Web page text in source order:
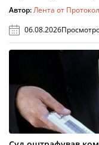
Автор:Лента от
06.08.2026